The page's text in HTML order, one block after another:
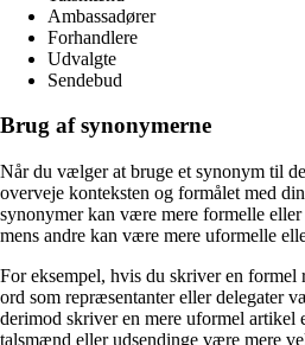
Ambassadører
Forhandlere
Udvalgte
Sendebud
Brug af synonymerne
Når du vælger at bruge et synonym til
overveje konteksten og formålet med
synonymer kan være mere formelle eller
mens andre kan være mere uformelle
For eksempel, hvis du skriver en
ord som repræsentanter eller delegater
derimod skriver en mere uformel artikel
talsmænd eller udsendinge være mere